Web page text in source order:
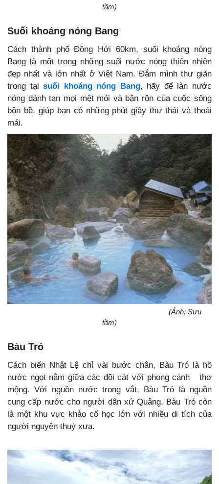
tầm)
Suối khoáng nóng Bang
Cách thành phố Đồng Hới 60km, suối khoáng nóng
Bang là một trong những suối nước nóng thiên nhiên
đẹp nhất và lớn nhất ở Việt Nam. Đắm mình thư giãn
trong tại suối khoáng nóng Bang, hãy để làn nước
nóng đánh tan mọi mệt mỏi và bận rộn của cuộc sống
bộn bề, giúp bạn có những phút giây thư thái và thoải
mái.
(Ảnh: Sưu
tầm)
Bàu Tró
Cách biển Nhật Lệ chỉ vài bước chân, Bàu Tró là hồ
nước ngọt nằm giữa các đồi cát với phong cảnh thơ
mộng. Với nguồn nước trong vắt, Bàu Tró là nguồn
cung cấp nước cho người dân xứ Quảng. Bàu Tró còn
là một khu vực khảo cổ học lớn với nhiều di tích của
người nguyên thuỷ xưa.